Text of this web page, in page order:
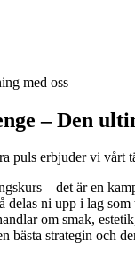
med oss
– Den
puls erbjuder vi vårt
– det är en
delas ni upp i lag som
om smak,
bästa strategin och